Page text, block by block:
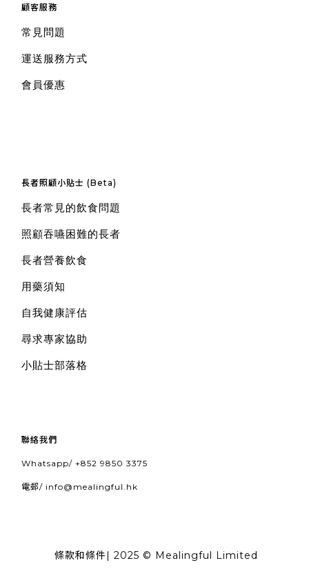
顧客服務
常見問題
運送服務方式
會員優惠
長者照顧小貼士 (Beta)
長者常見的飲食問題
照顧吞嚥困難的長者
長者營養飲食
用藥須知
自我健康評估
尋求專家協助
小貼士部落格
聯絡我們
Whatsapp/ +852 9850 3375
電郵/ info@mealingful.hk
條款和條件| 2025 © Mealingful Limited